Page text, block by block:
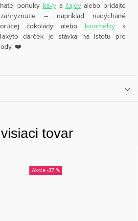
ponuky kávy a čajovalebo pridajte
– napríklad nadýchané
čokolády alebo karamelky k
darček je stávka na istotu pre
❤️
tovar
-37 %